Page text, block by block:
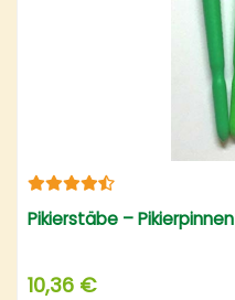
Pikierstäbe – Pikierpinnen
10,36 €